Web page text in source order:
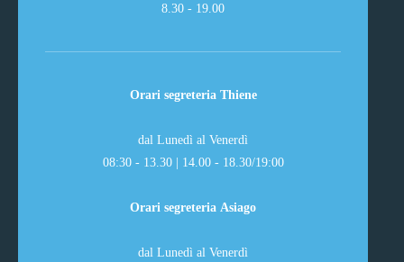
8.30 - 19.00
Orari segreteria Thiene
dal Lunedì al Venerdì
08:30 - 13.30 | 14.00 - 18.30/19:00
Orari segreteria Asiago
dal Lunedì al Venerdì